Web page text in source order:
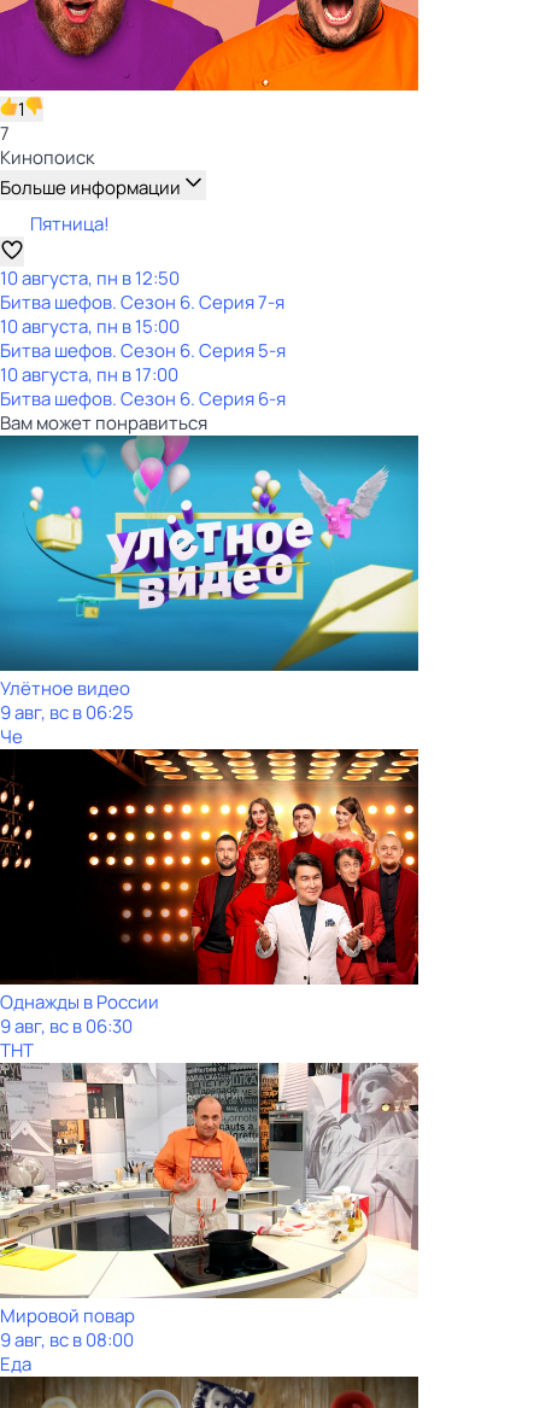
1
7
Кинопоиск
Больше информации
Пятница!
10 августа, пн в 12:50
Битва шефов. Сезон 6. Серия 7-я
10 августа, пн в 15:00
Битва шефов. Сезон 6. Серия 5-я
10 августа, пн в 17:00
Битва шефов. Сезон 6. Серия 6-я
Вам может понравиться
Улётное видео
9 авг, вс в 06:25
Че
Однажды в России
9 авг, вс в 06:30
ТНТ
Мировой повар
9 авг, вс в 08:00
Еда